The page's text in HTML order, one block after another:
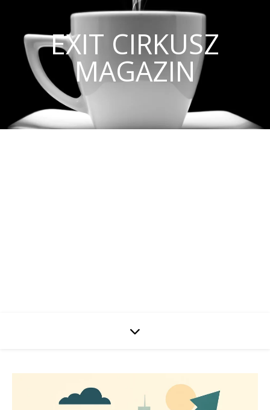
EXIT CIRKUSZ
MAGAZIN